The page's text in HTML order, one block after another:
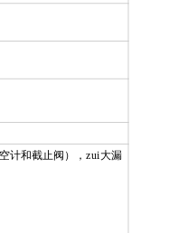
计和截止阀），zui大漏